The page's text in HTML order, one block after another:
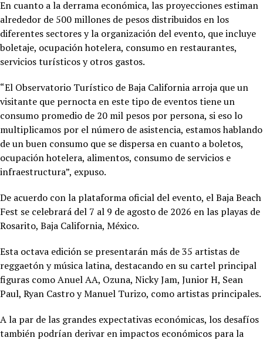
En cuanto a la derrama económica, las proyecciones estiman
alrededor de 500 millones de pesos distribuidos en los
diferentes sectores y la organización del evento, que incluye
boletaje, ocupación hotelera, consumo en restaurantes,
servicios turísticos y otros gastos.
“El Observatorio Turístico de Baja California arroja que un
visitante que pernocta en este tipo de eventos tiene un
consumo promedio de 20 mil pesos por persona, si eso lo
multiplicamos por el número de asistencia, estamos hablando
de un buen consumo que se dispersa en cuanto a boletos,
ocupación hotelera, alimentos, consumo de servicios e
infraestructura”, expuso.
De acuerdo con la plataforma oficial del evento, el Baja Beach
Fest se celebrará del 7 al 9 de agosto de 2026 en las playas de
Rosarito, Baja California, México.
Esta octava edición se presentarán más de 35 artistas de
reggaetón y música latina, destacando en su cartel principal
figuras como Anuel AA, Ozuna, Nicky Jam, Junior H, Sean
Paul, Ryan Castro y Manuel Turizo, como artistas principales.
A la par de las grandes expectativas económicas, los desafíos
también podrían derivar en impactos económicos para la